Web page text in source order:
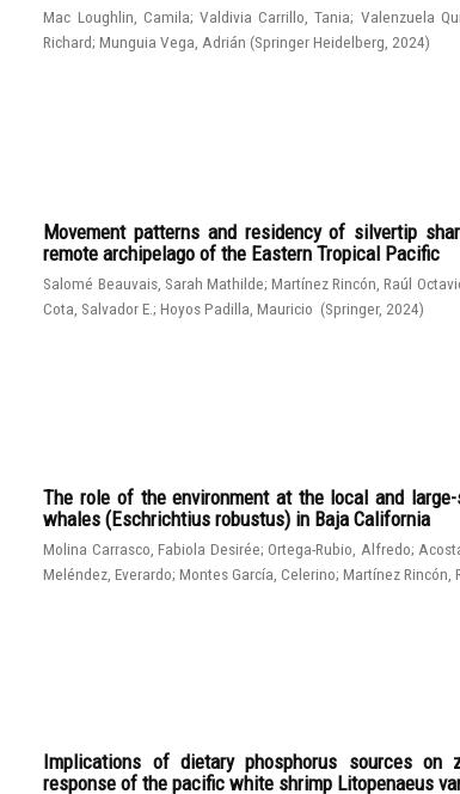
Mac Loughlin, Camila;Valdivia Carrillo, Tania; Valenzuela
Richard;Munguia Vega, Adrián (Springer Heidelberg 2024)
Movement patterns and residency of silvertip
remote archipelago of the Eastern Tropical Pacific
Salomé Beauvais, Sarah Mathilde;Martínez Rincón, Raúl
Cota, Salvador E.;Hoyos Padilla, Mauricio (Springer, 2024)
The role of the environment at the local and
whales (Eschrichtius robustus) in Baja California
Molina Carrasco, Fabiola Desirée;Ortega-Rubio, Alfredo;
Meléndez, Everardo;Montes García, Celerino;Martínez Rincón,
Implications of dietary phosphorus sources on
response of the pacific white shrimp Litopenaeus